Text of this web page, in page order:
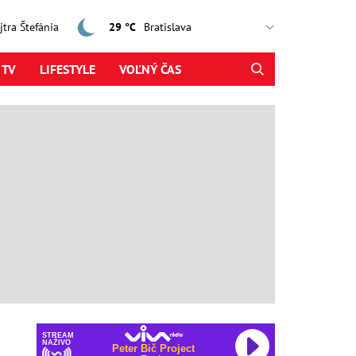
Štefánia 29 °C
LIFESTYLE VOĽNÝ ČAS
STREAM
NAŽIVO
Peter Bič Project